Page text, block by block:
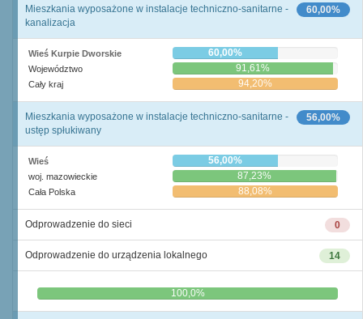
60,00%
Mieszkania wyposażone w instalacje techniczno-sanitarne -
kanalizacja
Wieś Kurpie Dworskie 60,00%
Województwo 91,61%
Cały kraj 94,20%
56,00%
Mieszkania wyposażone w instalacje techniczno-sanitarne -
ustęp spłukiwany
Wieś 56,00%
woj. mazowieckie 87,23%
Cała Polska 88,08%
0
Odprowadzenie do sieci
14
Odprowadzenie do urządzenia lokalnego
0,0% 100,0%